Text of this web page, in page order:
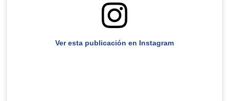
Ver esta publicación en Instagram